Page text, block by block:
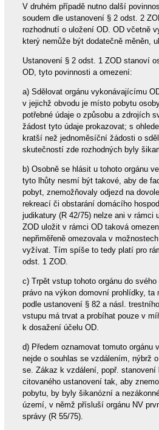
V druhém případě nutno další
soudem dle ustanovení § 2 odst. 2
rozhodnutí o uložení OD. OD včetně
který nemůže být dodatečně měněn,
Ustanovení § 2 odst. 1 ZOD stanoví
OD, tyto povinnosti a omezení:
a) Sdělovat orgánu vykonávajícímu
v jejichž obvodu je místo pobytu
potřebné údaje o způsobu a zdrojích
žádost tyto údaje prokazovat; s
kratší než jednoměsíční žádosti o
skutečností zde rozhodných byly
b) Osobně se hlásit u tohoto orgánu
tyto lhůty nesmí být takové, aby de
pobyt, znemožňovaly odjezd na
rekreací či obstarání domácího
judikatury (R 42/75) nelze ani v rámci
ZOD uložit v rámci OD taková
nepřiměřeně omezovala v
vyžívat. Tím spíše to tedy platí pro
odst. 1 ZOD.
c) Trpět vstup tohoto orgánu do
právo na výkon domovní prohlídky, ta
podle ustanovení § 82 a násl.
vstupu má trvat a probíhat pouze v
k dosažení účelu OD.
d) Předem oznamovat tomuto orgánu
nejde o souhlas se vzdálením, nýbrž
se. Zákaz k vzdálení, popř. stanovení
citovaného ustanovení tak, aby
pobytu, by byly šikanózní a
území, v němž přísluší orgánu NV
správy (R 55/75).